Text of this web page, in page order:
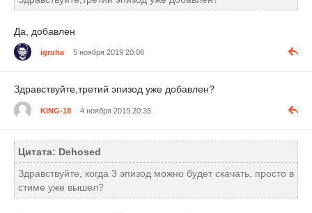
Да, добавлен
igruha 5 ноября 2019 20:06
Здравствуйте,третий эпизод уже добавлен?
KING-18 4 ноября 2019 20:35
Цитата: Dehosed
Здравствуйте, когда 3 эпизод можно будет скачать, просто в
стиме уже вышел?